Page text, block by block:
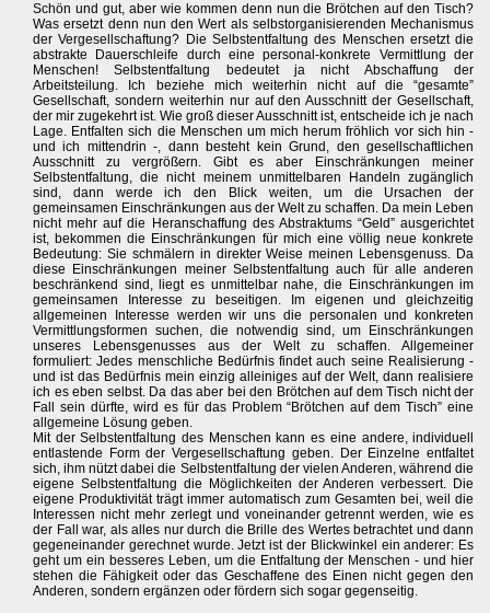
Schön und gut, aber wie kommen denn nun die Brötchen auf den Tisch?
Was ersetzt denn nun den Wert als selbstorganisierenden Mechanismus
der Vergesellschaftung? Die Selbstentfaltung des Menschen ersetzt die
abstrakte Dauerschleife durch eine personal-konkrete Vermittlung der
Menschen! Selbstentfaltung bedeutet ja nicht Abschaffung der
Arbeitsteilung. Ich beziehe mich weiterhin nicht auf die “gesamte”
Gesellschaft, sondern weiterhin nur auf den Ausschnitt der Gesellschaft,
der mir zugekehrt ist. Wie groß dieser Ausschnitt ist, entscheide ich je nach
Lage. Entfalten sich die Menschen um mich herum fröhlich vor sich hin -
und ich mittendrin -, dann besteht kein Grund, den gesellschaftlichen
Ausschnitt zu vergrößern. Gibt es aber Einschränkungen meiner
Selbstentfaltung, die nicht meinem unmittelbaren Handeln zugänglich
sind, dann werde ich den Blick weiten, um die Ursachen der
gemeinsamen Einschränkungen aus der Welt zu schaffen. Da mein Leben
nicht mehr auf die Heranschaffung des Abstraktums “Geld” ausgerichtet
ist, bekommen die Einschränkungen für mich eine völlig neue konkrete
Bedeutung: Sie schmälern in direkter Weise meinen Lebensgenuss. Da
diese Einschränkungen meiner Selbstentfaltung auch für alle anderen
beschränkend sind, liegt es unmittelbar nahe, die Einschränkungen im
gemeinsamen Interesse zu beseitigen. Im eigenen und gleichzeitig
allgemeinen Interesse werden wir uns die personalen und konkreten
Vermittlungsformen suchen, die notwendig sind, um Einschränkungen
unseres Lebensgenusses aus der Welt zu schaffen. Allgemeiner
formuliert: Jedes menschliche Bedürfnis findet auch seine Realisierung -
und ist das Bedürfnis mein einzig alleiniges auf der Welt, dann realisiere
ich es eben selbst. Da das aber bei den Brötchen auf dem Tisch nicht der
Fall sein dürfte, wird es für das Problem “Brötchen auf dem Tisch” eine
allgemeine Lösung geben.
Mit der Selbstentfaltung des Menschen kann es eine andere, individuell
entlastende Form der Vergesellschaftung geben. Der Einzelne entfaltet
sich, ihm nützt dabei die Selbstentfaltung der vielen Anderen, während die
eigene Selbstentfaltung die Möglichkeiten der Anderen verbessert. Die
eigene Produktivität trägt immer automatisch zum Gesamten bei, weil die
Interessen nicht mehr zerlegt und voneinander getrennt werden, wie es
der Fall war, als alles nur durch die Brille des Wertes betrachtet und dann
gegeneinander gerechnet wurde. Jetzt ist der Blickwinkel ein anderer: Es
geht um ein besseres Leben, um die Entfaltung der Menschen - und hier
stehen die Fähigkeit oder das Geschaffene des Einen nicht gegen den
Anderen, sondern ergänzen oder fördern sich sogar gegenseitig.